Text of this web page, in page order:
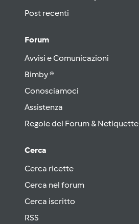
Post recenti
Forum
Avvisi e Comunicazioni
Bimby ®
Conosciamoci
Assistenza
Regole del Forum & Netiquette
Cerca
Cerca ricette
Cerca nel forum
Cerca iscritto
RSS